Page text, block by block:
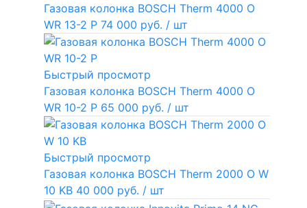
Газовая колонка BOSCH Therm 4000 O
WR 13-2 P 74 000 руб. / шт
Быстрый просмотр
Газовая колонка BOSCH Therm 4000 O
WR 10-2 P 65 000 руб. / шт
Быстрый просмотр
Газовая колонка BOSCH Therm 2000 O W
10 KB 40 000 руб. / шт